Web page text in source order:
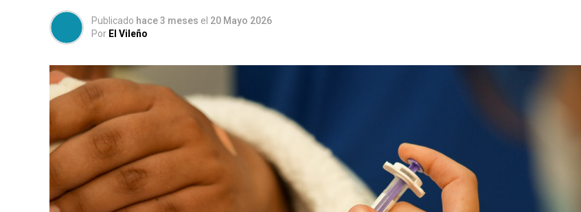
Publicado hace 3 meses el 20 Mayo 2026
Por El Vileño